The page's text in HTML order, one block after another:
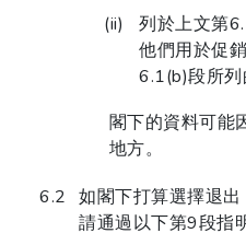
列於上文第
他們用於促
6.1(b)段所列
閣下的資料可能
地方。
如閣下打算選擇退出
請通過以下第9段指